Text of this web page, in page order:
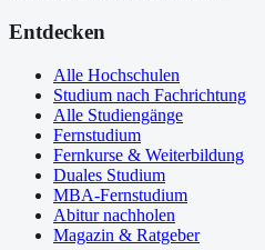
Entdecken
Alle Hochschulen
Studium nach Fachrichtung
Alle Studiengänge
Fernstudium
Fernkurse & Weiterbildung
Duales Studium
MBA-Fernstudium
Abitur nachholen
Magazin & Ratgeber